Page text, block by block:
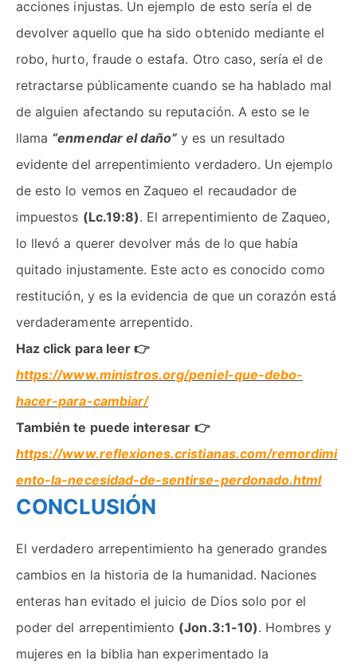
acciones injustas. Un ejemplo de esto sería el de
devolver aquello que ha sido obtenido mediante el
robo, hurto, fraude o estafa. Otro caso, sería el de
retractarse públicamente cuando se ha hablado mal
de alguien afectando su reputación. A esto se le
llama “enmendar el daño” y es un resultado
evidente del arrepentimiento verdadero. Un ejemplo
de esto lo vemos en Zaqueo el recaudador de
impuestos (Lc.19:8). El arrepentimiento de Zaqueo,
lo llevó a querer devolver más de lo que había
quitado injustamente. Este acto es conocido como
restitución, y es la evidencia de que un corazón está
verdaderamente arrepentido.
Haz click para leer 👉
https://www.ministros.org/peniel-que-debo-
hacer-para-cambiar/
También te puede interesar 👉
https://www.reflexiones.cristianas.com/remordimi
ento-la-necesidad-de-sentirse-perdonado.html
CONCLUSIÓN
El verdadero arrepentimiento ha generado grandes
cambios en la historia de la humanidad. Naciones
enteras han evitado el juicio de Dios solo por el
poder del arrepentimiento (Jon.3:1-10). Hombres y
mujeres en la biblia han experimentado la